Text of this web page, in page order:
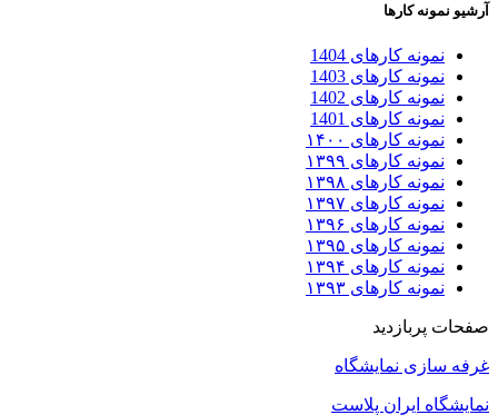
آرشیو نمونه کارها
نمونه کارهای 1404
نمونه کارهای 1403
نمونه کارهای 1402
نمونه کارهای 1401
نمونه کارهای ۱۴۰۰
نمونه کارهای ۱۳۹۹
نمونه کارهای ۱۳۹۸
نمونه کارهای ۱۳۹۷
نمونه کارهای ۱۳۹۶
نمونه کارهای ۱۳۹۵
نمونه کارهای ۱۳۹۴
نمونه کارهای ۱۳۹۳
صفحات پربازدید
غرفه سازی نمایشگاه
نمایشگاه ایران پلاست